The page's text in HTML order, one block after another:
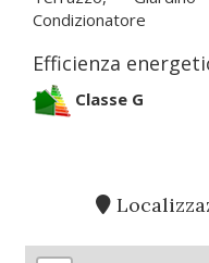
Condizionatore
Efficienza
Classe G